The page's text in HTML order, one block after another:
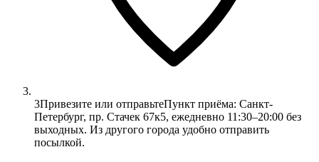
3Привезите или отправьтеПункт приёма: Санкт-
Петербург, пр. Стачек 67к5, ежедневно 11:30–20:00 без
выходных. Из другого города удобно отправить
посылкой.